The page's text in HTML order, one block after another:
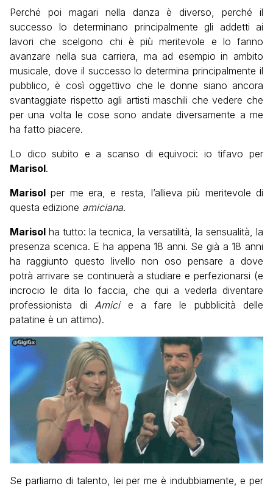
Perché poi magari nella danza è diverso, perché il
successo lo determinano principalmente gli addetti ai
lavori che scelgono chi è più meritevole e lo fanno
avanzare nella sua carriera, ma ad esempio in ambito
musicale, dove il successo lo determina principalmente il
pubblico, è così oggettivo che le donne siano ancora
svantaggiate rispetto agli artisti maschili che vedere che
per una volta le cose sono andate diversamente a me
ha fatto piacere.
Lo dico subito e a scanso di equivoci: io tifavo per
Marisol.
Marisol per me era, e resta, l’allieva più meritevole di
questa edizione amiciana.
Marisol ha tutto: la tecnica, la versatilità, la sensualità, la
presenza scenica. E ha appena 18 anni. Se già a 18 anni
ha raggiunto questo livello non oso pensare a dove
potrà arrivare se continuerà a studiare e perfezionarsi (e
incrocio le dita lo faccia, che qui a vederla diventare
professionista di Amicie a fare le pubblicità delle
patatine è un attimo).
Se parliamo di talento, lei per me è indubbiamente, e per